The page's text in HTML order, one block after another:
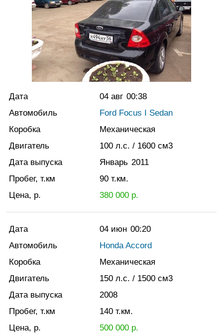
Дата 04 авг 00:38
Автомобиль
Ford Focus I Sedan
Коробка
Механическая
Двигатель
100 л.с. / 1600 см3
Дата выпуска
Январь 2011
Пробег, т.км
90 т.км.
Цена, р.
380 000р.
Дата 04 июн 00:20
Автомобиль
Honda Accord
Коробка
Механическая
Двигатель
150 л.с. / 1500 см3
Дата выпуска
2008
Пробег, т.км
140 т.км.
Цена, р.
500 000р.